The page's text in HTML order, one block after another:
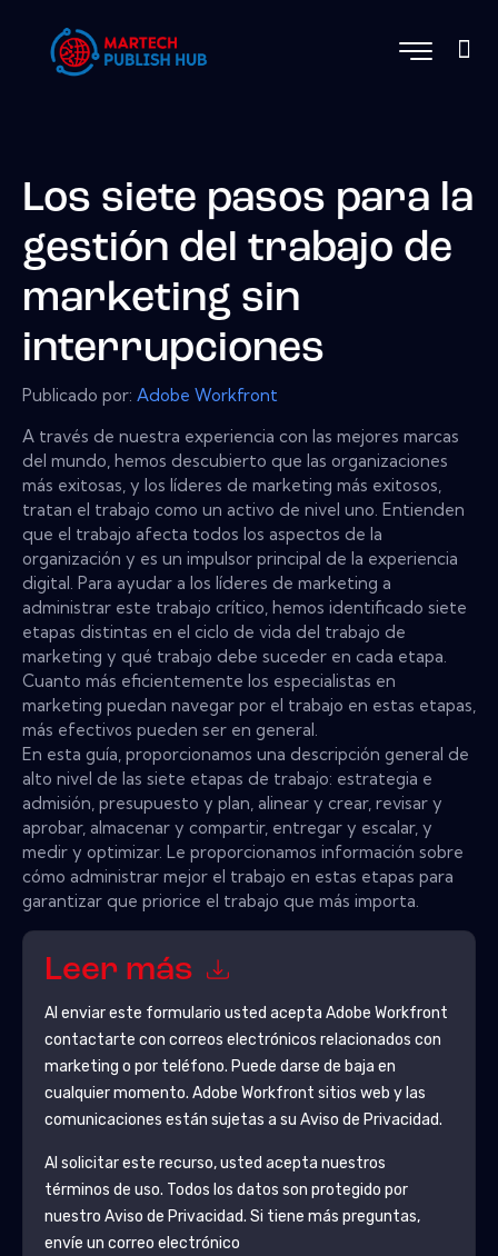
Los siete pasos para la
gestión del trabajo de
marketing sin
interrupciones
Publicado por: Adobe Workfront
A través de nuestra experiencia con las mejores marcas
del mundo, hemos descubierto que las organizaciones
más exitosas, y los líderes de marketing más exitosos,
tratan el trabajo como un activo de nivel uno. Entienden
que el trabajo afecta todos los aspectos de la
organización y es un impulsor principal de la experiencia
digital. Para ayudar a los líderes de marketing a
administrar este trabajo crítico, hemos identificado siete
etapas distintas en el ciclo de vida del trabajo de
marketing y qué trabajo debe suceder en cada etapa.
Cuanto más eficientemente los especialistas en
marketing puedan navegar por el trabajo en estas etapas,
más efectivos pueden ser en general.
En esta guía, proporcionamos una descripción general de
alto nivel de las siete etapas de trabajo: estrategia e
admisión, presupuesto y plan, alinear y crear, revisar y
aprobar, almacenar y compartir, entregar y escalar, y
medir y optimizar. Le proporcionamos información sobre
cómo administrar mejor el trabajo en estas etapas para
garantizar que priorice el trabajo que más importa.
Leer más
Al enviar este formulario usted acepta Adobe Workfront
contactarte con correos electrónicos relacionados con
marketing o por teléfono. Puede darse de baja en
cualquier momento. Adobe Workfront sitios web y las
comunicaciones están sujetas a su Aviso de Privacidad.
Al solicitar este recurso, usted acepta nuestros
términos de uso. Todos los datos son protegido por
nuestro Aviso de Privacidad. Si tiene más preguntas,
envíe un correo electrónico